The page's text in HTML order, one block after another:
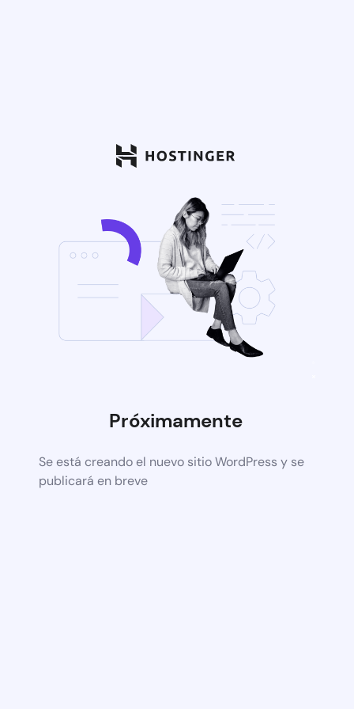
Próximamente
Se está creando el nuevo sitio WordPress y se
publicará en breve